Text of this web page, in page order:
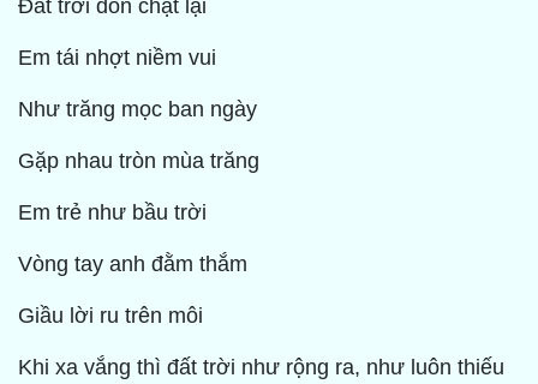
Ðất trời dồn chật lại
Em tái nhợt niềm vui
Như trăng mọc ban ngày
Gặp nhau tròn mùa trăng
Em trẻ như bầu trời
Vòng tay anh đằm thắm
Giầu lời ru trên môi
Khi xa vắng thì đất trời như rộng ra, như luôn thiếu